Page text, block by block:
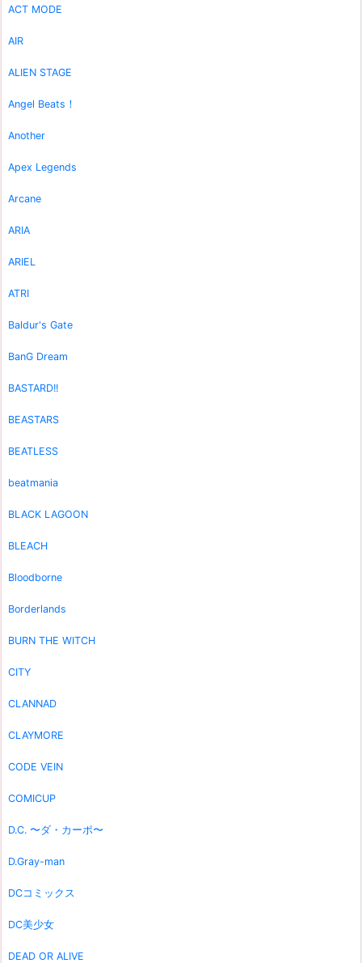
ACT MODE
AIR
ALIEN STAGE
Angel Beats！
Another
Apex Legends
Arcane
ARIA
ARIEL
ATRI
Baldur's Gate
BanG Dream
BASTARD!!
BEASTARS
BEATLESS
beatmania
BLACK LAGOON
BLEACH
Bloodborne
Borderlands
BURN THE WITCH
CITY
CLANNAD
CLAYMORE
CODE VEIN
COMICUP
D.C. 〜ダ・カーポ〜
D.Gray-man
DCコミックス
DC美少女
DEAD OR ALIVE